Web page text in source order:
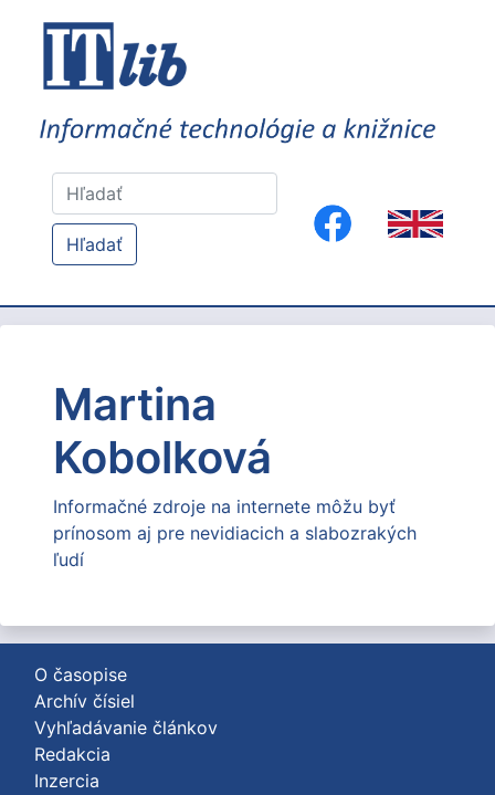
Hľadať
Martina
Kobolková
Informačné zdroje na internete môžu byť
prínosom aj pre nevidiacich a slabozrakých
ľudí
O časopise
Archív čísiel
Vyhľadávanie článkov
Redakcia
Inzercia